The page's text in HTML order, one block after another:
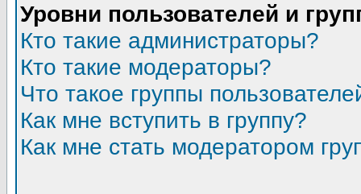
Уровни пользователей и
Кто такие администраторы?
Кто такие модераторы?
Что такое группы
Как мне вступить в группу?
Как мне стать модератором